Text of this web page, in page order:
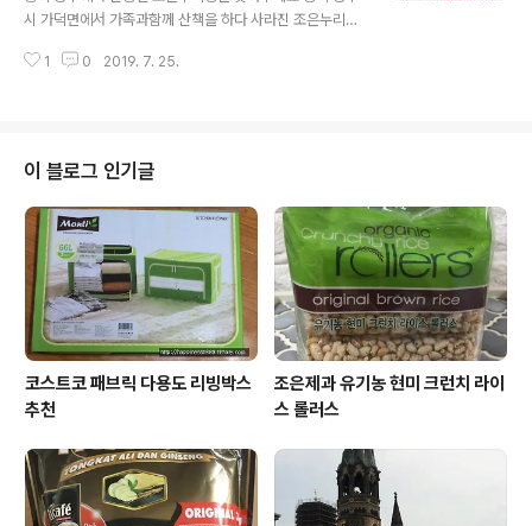
니다 제가 참여한 후 화면이 열렸는데 922,638명이 참여
중근 의사 백범 김구 윤봉길 의사 도산 안창호 나석주 의사
시 가덕면에서 가족과함께 산책을 하다 사라진 조은누리양
조은누리양은 2급 지적장애가 있어서 의사 소통이 어렵다
차림이라고 합니다사진에서 처럼 정말 맑고 예쁜 소녀라
아무말 없이 조용히 지나가면 바로 옆으로 지나가도 모를
것 같아요비슷한 모습의 소녀가 지나가더라도 혹시나 하고
한번더 봐주시면 좋을것 같아요 조은누리양이 실종된 지역
근처에 사시는 분들은 조은누리양을 간절히 찾고 있는 가
족분들을 위해 사진속 소녀의 모습을 한번더 봐주시고 함
께 ..
1 0 2019. 7. 25.
이 블로그 인기글
코스트코 패브릭 다용도 리빙박스
추천
조은제과 유기농 현미 크런치 라이
스 롤러스